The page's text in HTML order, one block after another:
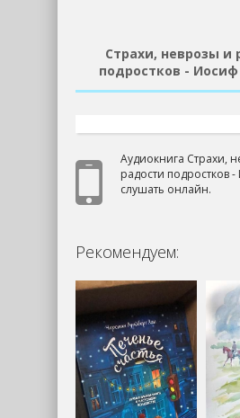
Страхи, неврозы и
подростков -
Аудиокнига Страхи,
радости подростков
слушать онлайн.
Рекомендуем: